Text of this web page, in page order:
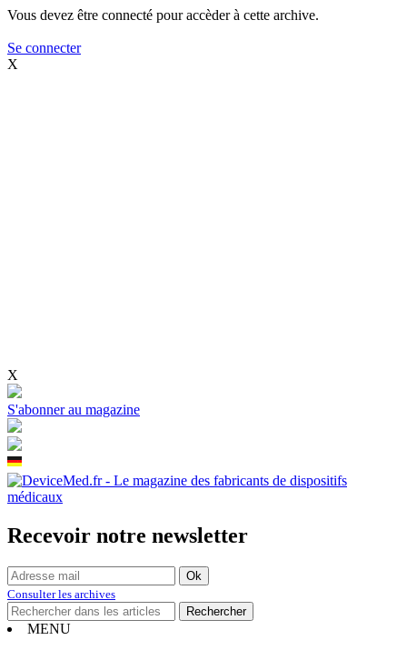
Vous devez être connecté pour accèder à cette archive.
Se connecter
X
X
S'abonner au magazine
Recevoir notre newsletter
Consulter les archives
MENU